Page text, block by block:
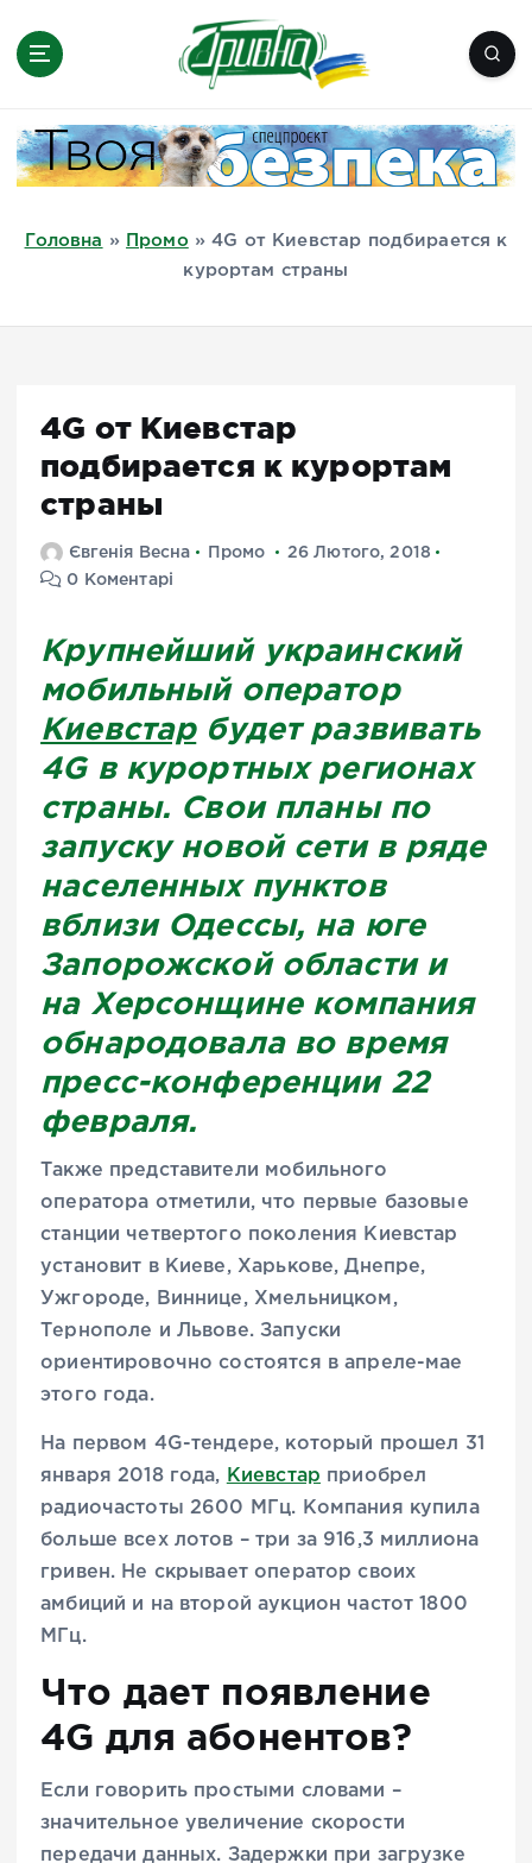
Миколаїв, Одеса, Мелітополь
Головна » Промо »4G от Киевстар подбирается к
курортам страны
4G от Киевстар
подбирается к курортам
страны
Євгенія Весна Промо
26 Лютого, 2018
0 Коментарі
Крупнейший украинский
мобильный оператор
Киевстарбудет развивать
4G в курортных регионах
cтраны. Свои планы по
запуску новой сети в ряде
населенных пунктов
вблизи Одессы, на юге
Запорожской области и
на Херсонщине компания
обнародовала во время
пресс-конференции 22
февраля.
Также представители мобильного
оператора отметили, что первые базовые
станции четвертого поколения Киевстар
установит в Киеве, Харькове, Днепре,
Ужгороде, Виннице, Хмельницком,
Тернополе и Львове. Запуски
ориентировочно состоятся в апреле-мае
этого года.
На первом 4G-тендере, который прошел 31
января 2018 года, Киевстар приобрел
радиочастоты 2600 МГц. Компания купила
больше всех лотов – три за 916,3 миллиона
гривен. Не скрывает оператор своих
амбиций и на второй аукцион частот 1800
МГц.
Что дает появление
4G для абонентов?
Если говорить простыми словами –
значительное увеличение скорости
передачи данных. Задержки при загрузке